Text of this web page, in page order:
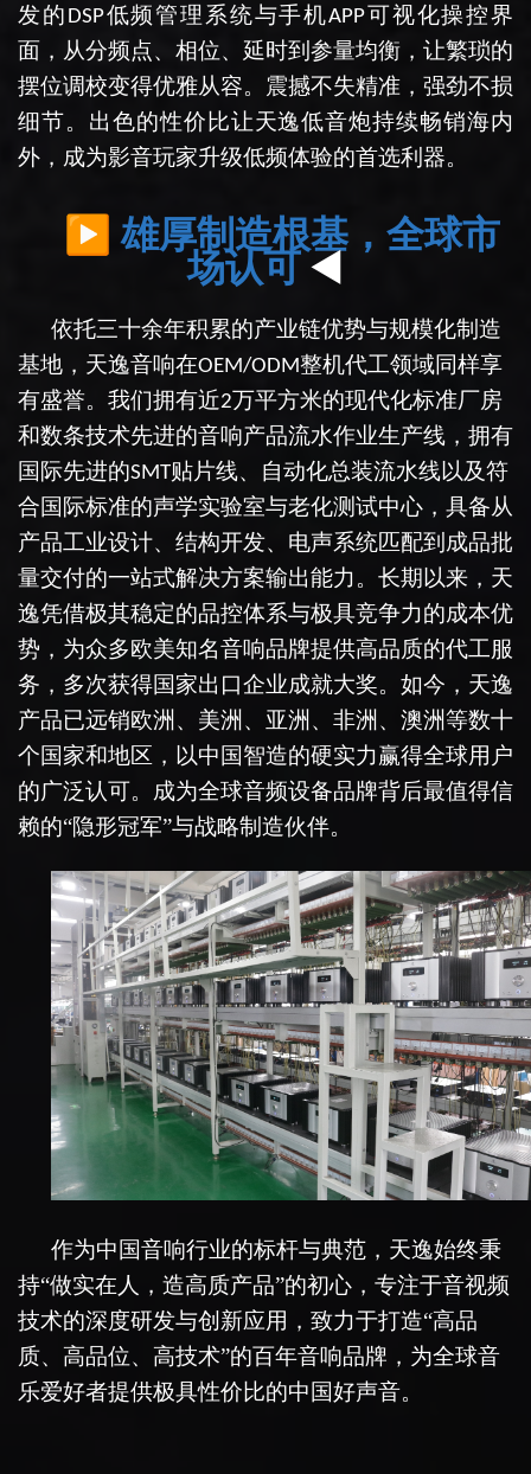
发的 DSP低频管理系统与手机APP可视化操控界
面，从分频点、相位、延时到参量均衡， 让繁琐的
摆位调校变得优雅从容。震撼不失精准，强劲不损
细节。 出色的性价比让天逸低音炮持续畅销海内
外，成为影音玩家升级低频体验的首选利器。
▶ 雄厚制造根基，全球市
场认可◄
依托三十余年积累的产业链优势与规模化制造
基地，天逸音响在OEM/ODM整机代工领域同样享
有盛誉。我们拥有近2万平方米的现代化标准厂房
和数条技术先进的音响产品流水作业生产线， 拥有
国际先进的SMT贴片线、自动化总装流水线以及符
合国际标准的声学实验室与老化测试中心，具备从
产品工业设计、结构开发、电声系统匹配到成品批
量交付的一站式解决方案输出能力。长期以来，天
逸凭借极其稳定的品控体系与极具竞争力的成本优
势，为众多欧美知名音响品牌提供高品质的代工服
务 ，多次获得国家出口企业成就大奖。 如今，天逸
产品已远销欧洲、美洲、亚洲、非洲、澳洲等数十
个国家和地区，以中国智造的硬实力赢得全球用户
的广泛认可。成为全球音频设备品牌背后最值得信
赖的“隐形冠军”与战略制造伙伴。
作为中国音响行业的标杆与典范，天逸始终秉
持“做实在人，造高质产品”的初心，专注于音视频
技术的深度研发与创新应用，致力于打造“高品
质、高品位、高技术”的百年音响品牌，为全球音
乐爱好者提供极具性价比的中国好声音。